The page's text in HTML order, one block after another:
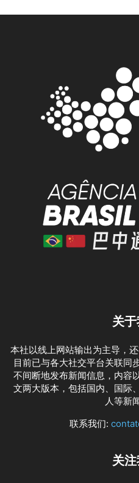
关
本社以线上网站输出为主导，
目前已与各大社交平台关联同
不间断地发布新闻信息，内容
文两大版本，包括国内、国际
人等新
联系我们:
关